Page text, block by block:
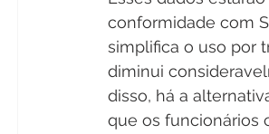
conformidade com
simplifica o uso por
diminui
disso, há a
que os funcionários